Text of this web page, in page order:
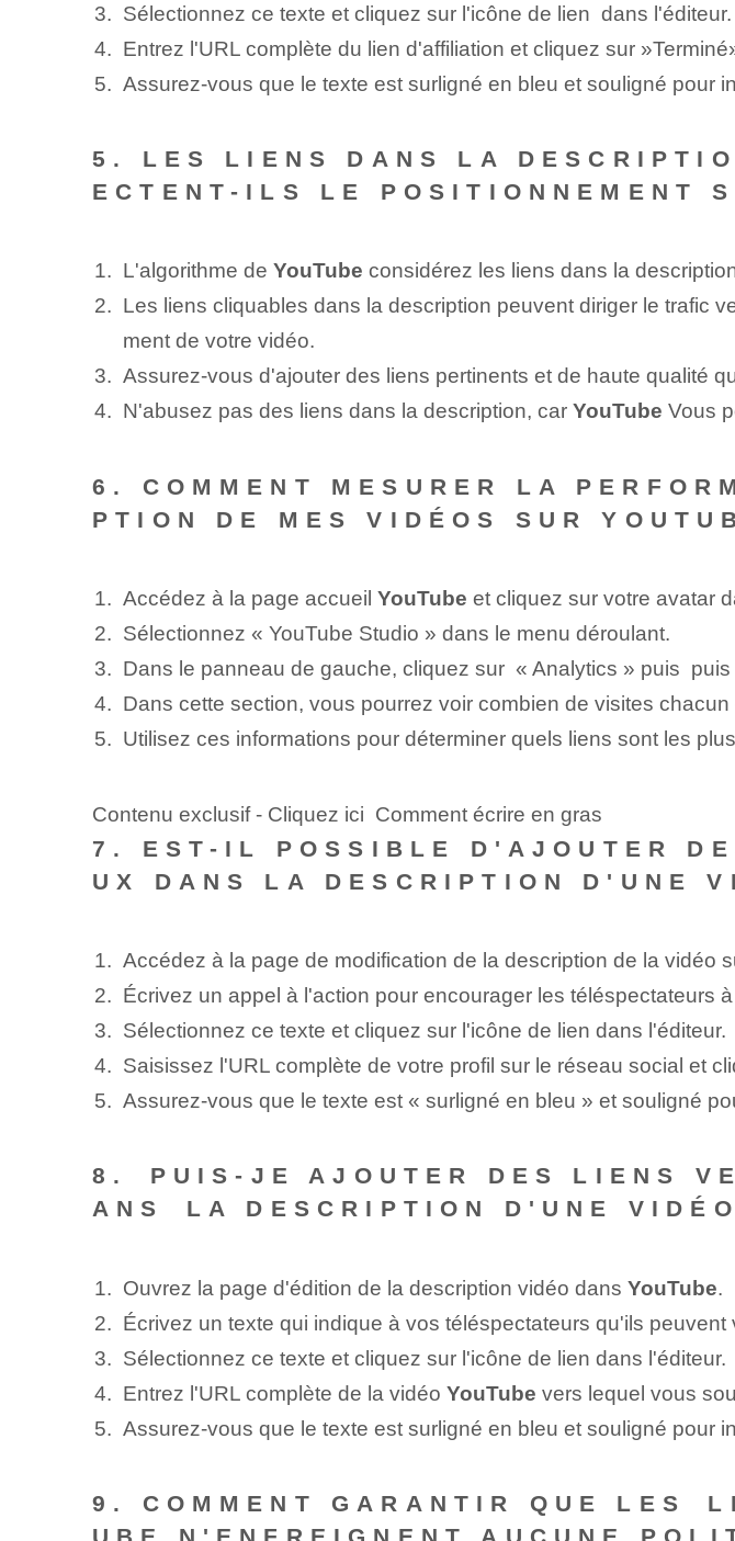
Sélectionnez ce texte et cliquez sur l'icône de lien ‌ dans l'éditeur.
Entrez l'URL complète​ du lien d'affiliation et cliquez sur
Assurez-vous que le texte est surligné en bleu et souligné pour
5. LES LIENS DANS LA
ECTENT-ILS LE POSITIONNEMENT
L'algorithme de YouTube ⁢considérez les liens⁢ dans la
Les liens cliquables dans la description peuvent diriger le trafic
ment de votre vidéo.
Assurez-vous d'ajouter des liens pertinents et de haute qualité
N'abusez pas des liens ⁤dans la description, car YouTube Vous
6. COMMENT MESURER LA
PTION DE MES VIDÉOS SUR
Accédez à la page ⁤accueil⁢ YouTube et cliquez sur votre avatar
Sélectionnez « YouTube Studio » dans le menu déroulant.
Dans le panneau de gauche, cliquez sur ⁤ « Analytics » puis
Dans cette section, vous pourrez voir combien de visites
Utilisez ces informations pour déterminer quels liens sont les
Contenu exclusif - Cliquez ici Comment écrire en gras
7. EST-IL POSSIBLE D'AJOUTER
UX DANS LA DESCRIPTION D'UNE
Accédez à la page de modification de la description de la vidéo
Écrivez un appel à l'action pour encourager les téléspectateurs
Sélectionnez ce texte et cliquez sur l'icône de lien dans l'éditeur.
Saisissez l'URL complète de votre profil sur le réseau social et
Assurez-vous que le texte est « surligné en bleu » et souligné
8.⁢ PUIS-JE AJOUTER DES LIENS
ANS⁢ LA DESCRIPTION D'UNE
Ouvrez la page d'édition de la description vidéo dans YouTube.
Écrivez un texte⁣ qui indique à vos téléspectateurs ‌qu'ils
Sélectionnez ce ⁤texte et cliquez sur l'icône de lien‌ dans l'éditeur.
Entrez l'URL complète de la vidéo YouTube vers lequel vous
Assurez-vous que le texte est surligné en bleu et souligné pour
9. COMMENT GARANTIR QUE LES
UBE N'ENFREIGNENT AUCUNE